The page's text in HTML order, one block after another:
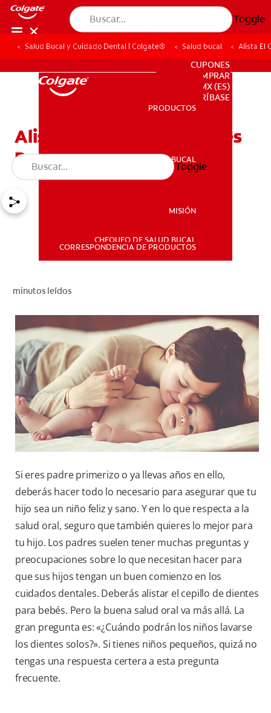
Toggle
PRODUCTOS
SALUD BUCAL
PARA PROFESIONALES
CUPONES
DONDE COMPRAR
PARA PROFESIONALES
CUPONES
DONDE COMPRAR
MX (ES)
SUSCRÍBASE
PRODUCTOS
SALUD BUCAL
MISIÓN
CHEQUEO DE SALUD BUCAL
CORRESPONDENCIA DE PRODUCTOS
Toggle
Salud Bucal y Cuidado Dental | Colgate® Salud bucal Alista El
Alista El Cepillo De Dientes
Para Bebés
minutos leídos
Si eres padre primerizo o ya llevas años en ello,
deberás hacer todo lo necesario para asegurar que tu
hijo sea un niño feliz y sano. Y en lo que respecta a la
salud oral, seguro que también quieres lo mejor para
tu hijo. Los padres suelen tener muchas preguntas y
preocupaciones sobre lo que necesitan hacer para
que sus hijos tengan un buen comienzo en los
cuidados dentales. Deberás alistar el cepillo de dientes
para bebés. Pero la buena salud oral va más allá. La
gran pregunta es: «¿Cuándo podrán los niños lavarse
los dientes solos?». Si tienes niños pequeños, quizá no
tengas una respuesta certera a esta pregunta
frecuente.